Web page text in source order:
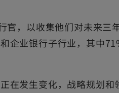
，以收集他们对未来三
企业银行子行业，其中
发生变化，战略规划和